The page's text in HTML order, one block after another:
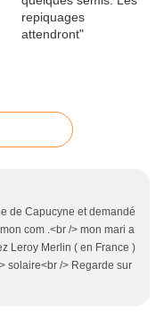
de Capucyne et demandé
com .<br /> mon mari a
Leroy Merlin ( en France )
solaire<br /> Regarde sur